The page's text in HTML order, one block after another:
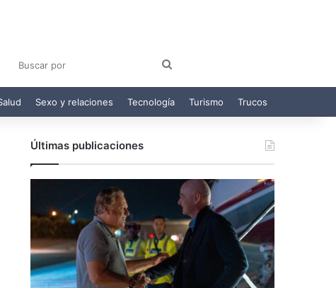
por
Sexo y relaciones Tecnología Turismo Trucos
Últimas publicaciones